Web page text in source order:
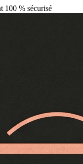
100 % sécurisé